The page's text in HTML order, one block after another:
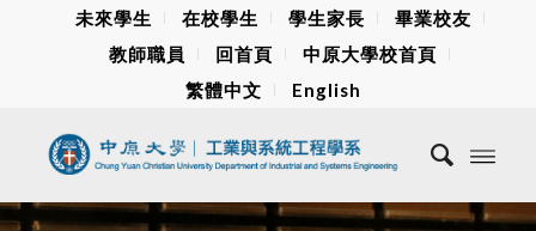
未來學生 在校學生 學生家長
畢業校友
教師職員
回首頁
中原大學校首頁
繁體中文
English